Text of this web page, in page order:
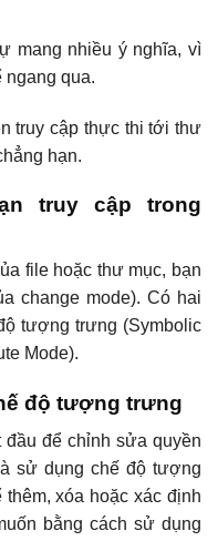
mang nhiều ý nghĩa, vì
ngang qua.
truy cập thực thi tới thư
hạn.
truy cập trong
file hoặc thư mục, bạn
change mode). Có hai
tượng trưng (Symbolic
Mode).
độ tượng trưng
để chỉnh sửa quyền
sử dụng chế độ tượng
xóa hoặc xác định
bằng cách sử dụng